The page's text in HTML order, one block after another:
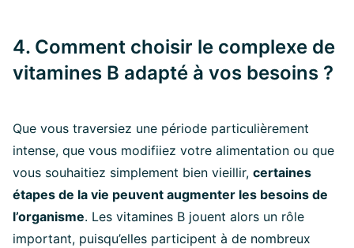
4. Comment choisir le complexe de
vitamines B adapté à vos besoins ?
Que vous traversiez une période particulièrement
intense, que vous modifiiez votre alimentation ou que
vous souhaitiez simplement bien vieillir, certaines
étapes de la vie peuvent augmenter les besoins de
l’organisme. Les vitamines B jouent alors un rôle
important, puisqu’elles participent à de nombreux